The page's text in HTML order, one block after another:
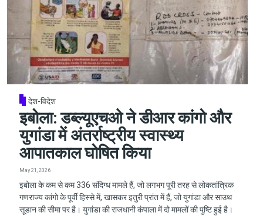
देश-विदेश
इबोला: डब्ल्यूएचओ ने डीआर कांगो और
युगांडा में अंतर्राष्ट्रीय स्वास्थ्य
आपातकाल घोषित किया
May 21, 2026
इबोला के कम से कम 336 संदिग्ध मामले हैं, जो लगभग पूरी तरह से लोकतांत्रिक
गणराज्य कांगो के पूर्वी हिस्से में, खासकर इतुरी प्रांत में हैं, जो युगांडा और साउथ
सूडान की सीमा पर है। युगांडा की राजधानी कंपाला में दो मामलों की पुष्टि हुई है।